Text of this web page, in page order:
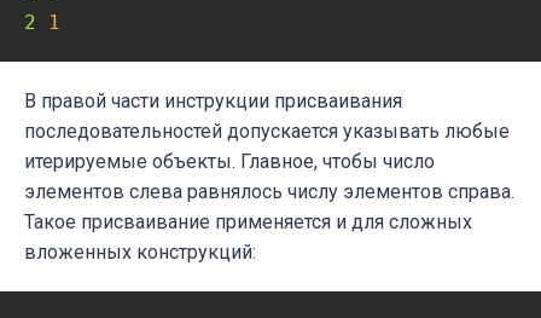
2
1
В правой части инструкции присваивания
последовательностей допускается указывать любые
итерируемые объекты. Главное, чтобы число
элементов слева равнялось числу элементов справа.
Такое присваивание применяется и для сложных
вложенных конструкций: